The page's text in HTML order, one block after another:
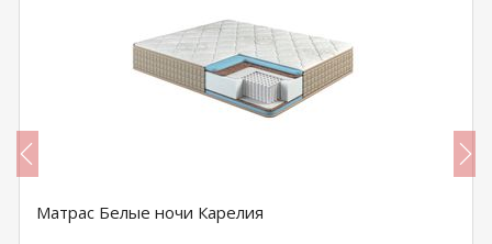
Матрас Белые ночи Карелия